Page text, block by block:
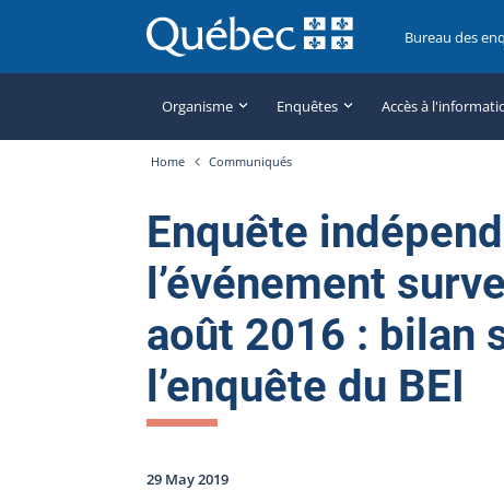
Bureau des
Organisme Enquêtes Accès à
Home Communiqués
Enquête
l’événement
août 2016 : bilan
l’enquête du BEI
29 May 2019